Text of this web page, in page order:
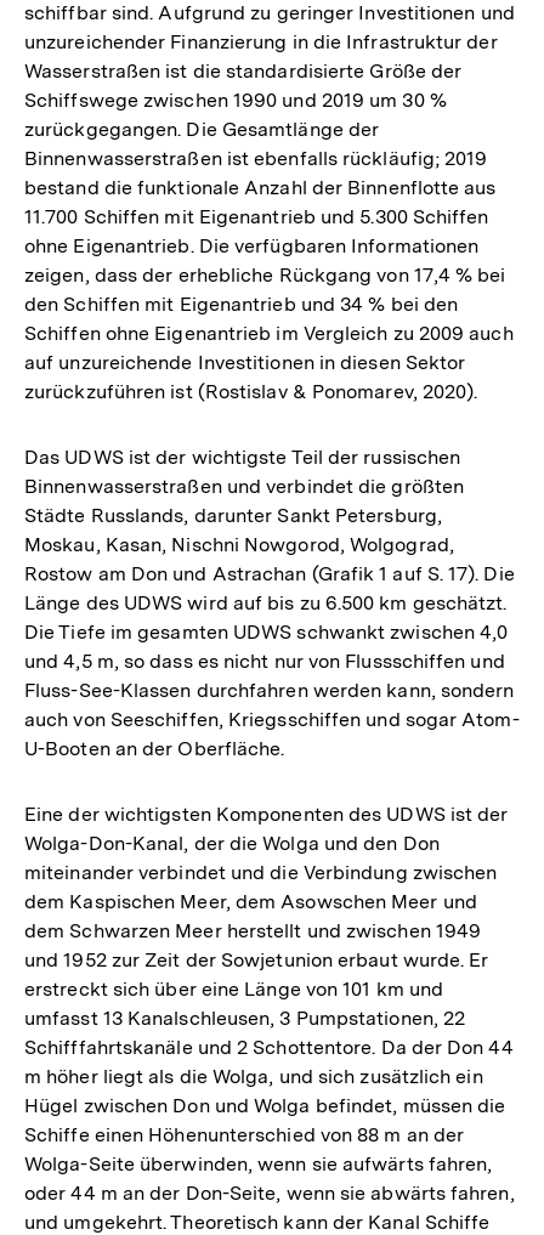
schiffbar sind. Aufgrund zu geringer Investitionen und
unzureichender Finanzierung in die Infrastruktur der
Wasserstraßen ist die standardisierte Größe der
Schiffswege zwischen 1990 und 2019 um 30 %
zurückgegangen. Die Gesamtlänge der
Binnenwasserstraßen ist ebenfalls rückläufig; 2019
bestand die funktionale Anzahl der Binnenflotte aus
11.700 Schiffen mit Eigenantrieb und 5.300 Schiffen
ohne Eigenantrieb. Die verfügbaren Informationen
zeigen, dass der erhebliche Rückgang von 17,4 % bei
den Schiffen mit Eigenantrieb und 34 % bei den
Schiffen ohne Eigenantrieb im Vergleich zu 2009 auch
auf unzureichende Investitionen in diesen Sektor
zurückzuführen ist (Rostislav & Ponomarev, 2020).
Das UDWS ist der wichtigste Teil der russischen
Binnenwasserstraßen und verbindet die größten
Städte Russlands, darunter Sankt Petersburg,
Moskau, Kasan, Nischni Nowgorod, Wolgograd,
Rostow am Don und Astrachan (Grafik 1 auf S. 17). Die
Länge des UDWS wird auf bis zu 6.500 km geschätzt.
Die Tiefe im gesamten UDWS schwankt zwischen 4,0
und 4,5 m, so dass es nicht nur von Flussschiffen und
Fluss-See-Klassen durchfahren werden kann, sondern
auch von Seeschiffen, Kriegsschiffen und sogar Atom-
U-Booten an der Oberfläche.
Eine der wichtigsten Komponenten des UDWS ist der
Wolga-Don-Kanal, der die Wolga und den Don
miteinander verbindet und die Verbindung zwischen
dem Kaspischen Meer, dem Asowschen Meer und
dem Schwarzen Meer herstellt und zwischen 1949
und 1952 zur Zeit der Sowjetunion erbaut wurde. Er
erstreckt sich über eine Länge von 101 km und
umfasst 13 Kanalschleusen, 3 Pumpstationen, 22
Schifffahrtskanäle und 2 Schottentore. Da der Don 44
m höher liegt als die Wolga, und sich zusätzlich ein
Hügel zwischen Don und Wolga befindet, müssen die
Schiffe einen Höhenunterschied von 88 m an der
Wolga-Seite überwinden, wenn sie aufwärts fahren,
oder 44 m an der Don-Seite, wenn sie abwärts fahren,
und umgekehrt. Theoretisch kann der Kanal Schiffe